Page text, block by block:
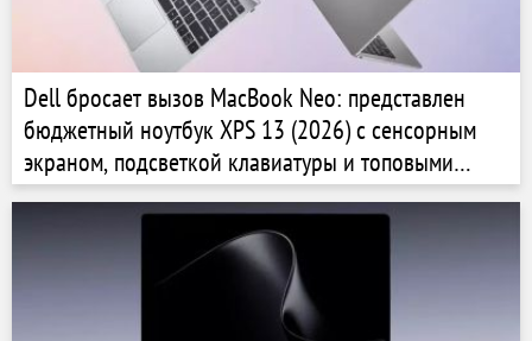
Dell бросает вызов MacBook Neo: представлен
бюджетный ноутбук XPS 13 (2026) с сенсорным
экраном, подсветкой клавиатуры и топовыми
чипами Intel